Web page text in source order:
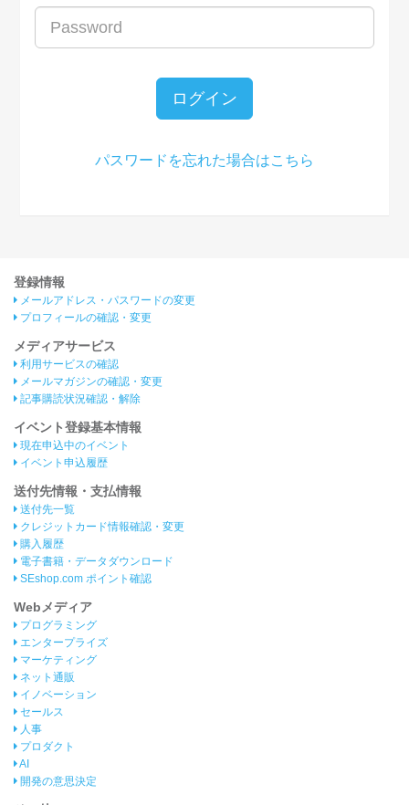
ログイン
パスワードを忘れた場合はこちら
登録情報
メールアドレス・パスワードの変更
プロフィールの確認・変更
メディアサービス
利用サービスの確認
メールマガジンの確認・変更
記事購読状況確認・解除
イベント登録基本情報
現在申込中のイベント
イベント申込履歴
送付先情報・支払情報
送付先一覧
クレジットカード情報確認・変更
購入履歴
電子書籍・データダウンロード
SEshop.com ポイント確認
Webメディア
プログラミング
エンタープライズ
マーケティング
ネット通販
イノベーション
セールス
人事
プロダクト
AI
開発の意思決定